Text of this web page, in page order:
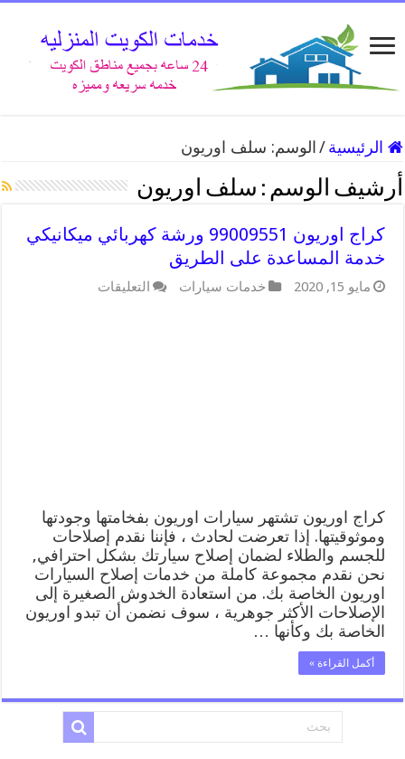
الرئيسية / الوسم: سلف اوريون
أرشيف الوسم : سلف اوريون
كراج اوريون 99009551 ورشة كهربائي ميكانيكي
خدمة المساعدة على الطريق
مايو 15, 2020 خدمات سيارات التعليقات
كراج اوريون تشتهر سيارات اوريون بفخامتها وجودتها
وموثوقيتها. إذا تعرضت لحادث ، فإننا نقدم إصلاحات
للجسم والطلاء لضمان إصلاح سيارتك بشكل احترافي,
نحن نقدم مجموعة كاملة من خدمات إصلاح السيارات
اوريون الخاصة بك. من استعادة الخدوش الصغيرة إلى
الإصلاحات الأكثر جوهرية ، سوف نضمن أن تبدو اوريون
الخاصة بك وكأنها …
أكمل القراءة »